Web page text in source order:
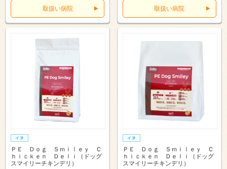
取扱い病院 取扱い病院
ＰＥ Ｄｏｇ Ｓｍｉｌｅｙ Ｃ
ｈｉｃｋｅｎ Ｄｅｌｉ（ドッグ
スマイリーチキンデリ）
ＰＥ Ｄｏｇ Ｓｍｉｌｅｙ Ｃ
ｈｉｃｋｅｎ Ｄｅｌｉ（ドッグ
スマイリーチキンデリ）